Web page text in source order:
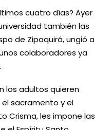
cuatro días? Ayer
también las
de Zipaquirá, ungió a
colaboradores ya
los adultos quieren
sacramento y el
Crisma, les impone las